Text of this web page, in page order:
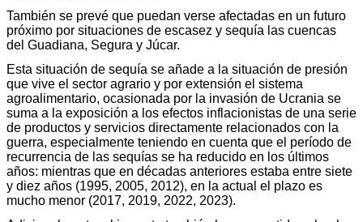
También se prevé que puedan verse afectadas en un futuro
próximo por situaciones de escasez y sequía las cuencas
del Guadiana, Segura y Júcar.
Esta situación de sequía se añade a la situación de presión
que vive el sector agrario y por extensión el sistema
agroalimentario, ocasionada por la invasión de Ucrania se
suma a la exposición a los efectos inflacionistas de una serie
de productos y servicios directamente relacionados con la
guerra, especialmente teniendo en cuenta que el período de
recurrencia de las sequías se ha reducido en los últimos
años: mientras que en décadas anteriores estaba entre siete
y diez años (1995, 2005, 2012), en la actual el plazo es
mucho menor (2017, 2019, 2022, 2023).